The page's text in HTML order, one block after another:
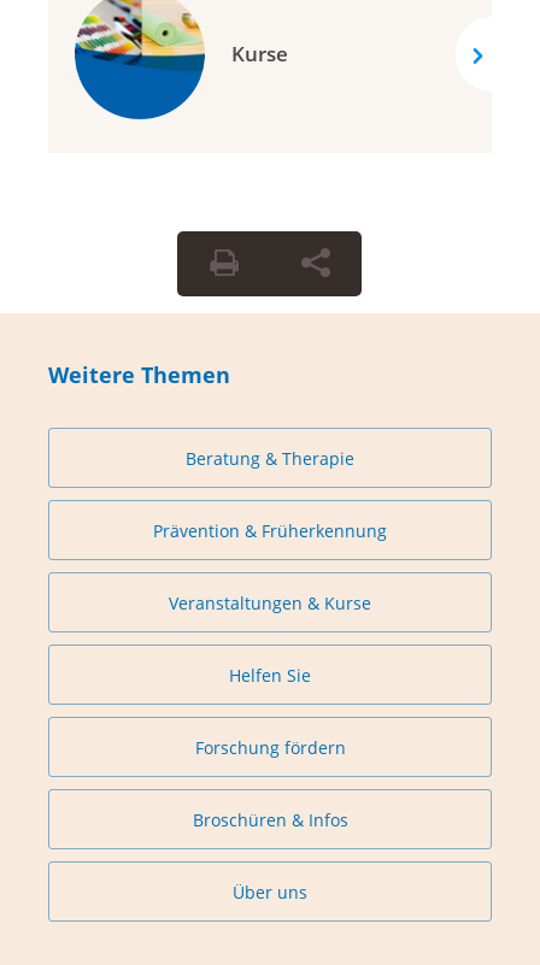
Kurse
Weitere Themen
Beratung & Therapie
Prävention & Früherkennung
Veranstaltungen & Kurse
Helfen Sie
Forschung fördern
Broschüren & Infos
Über uns